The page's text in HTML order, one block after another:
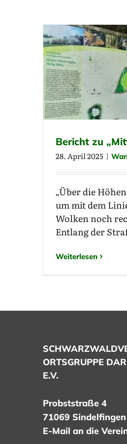
Bericht zu
28. April 2025 |
„Über die
um mit dem
Wolken noch
Entlang der
Weiterlesen
ORTSGRUPPE
E.V.
Probststraße 4
71069 Sindelfingen
E-Mail an die